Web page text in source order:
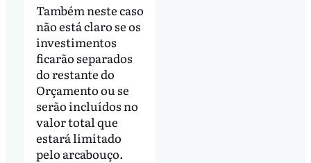
Também neste caso
não está claro se os
investimentos
ficarão separados
do restante do
Orçamento ou se
serão incluídos no
valor total que
estará limitado
pelo arcabouço.